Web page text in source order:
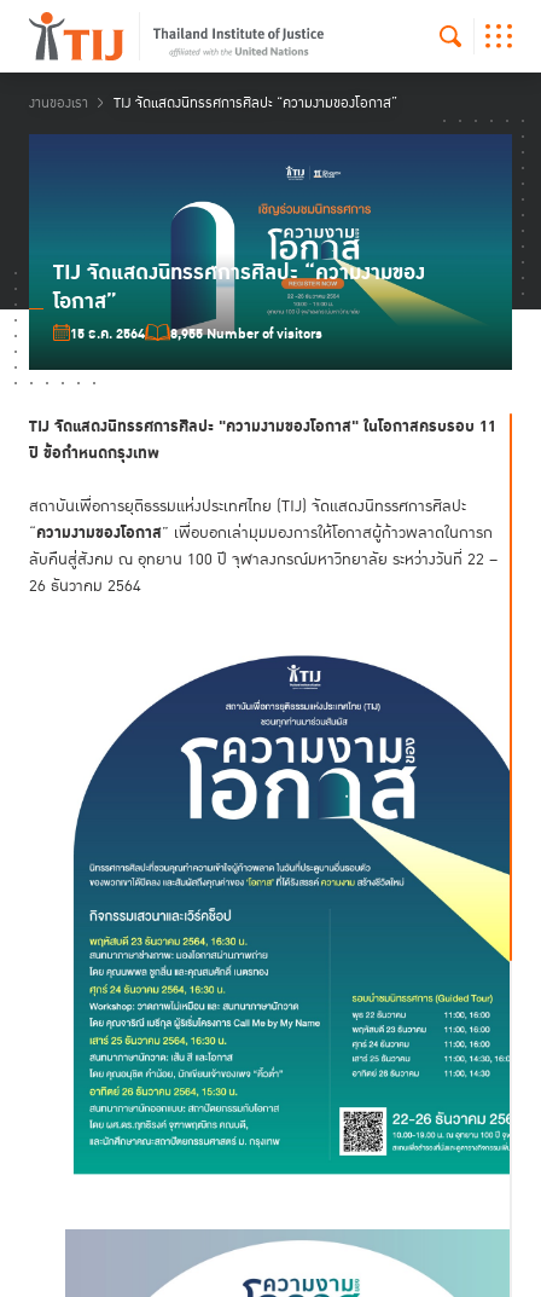
งานของเรา TIJ จัดแสดงนิทรรศการศิลปะ “ความงามของโอกาส”
TIJ จัดแสดงนิทรรศการศิลปะ “ความงามของ
โอกาส”
15 ธ.ค. 2564 8,955 Number of visitors
TIJ จัดแสดงนิทรรศการศิลปะ "ความงามของโอกาส" ในโอกาสครบรอบ 11
ปี ข้อกำหนดกรุงเทพ
สถาบันเพื่อการยุติธรรมแห่งประเทศไทย (TIJ) จัดแสดงนิทรรศการศิลปะ
“ความงามของโอกาส” เพื่อบอกเล่ามุมมองการให้โอกาสผู้ก้าวพลาดในการก
ลับคืนสู่สังคม ณ อุทยาน 100 ปี จุฬาลงกรณ์มหาวิทยาลัย ระหว่างวันที่ 22 –
26 ธันวาคม 2564